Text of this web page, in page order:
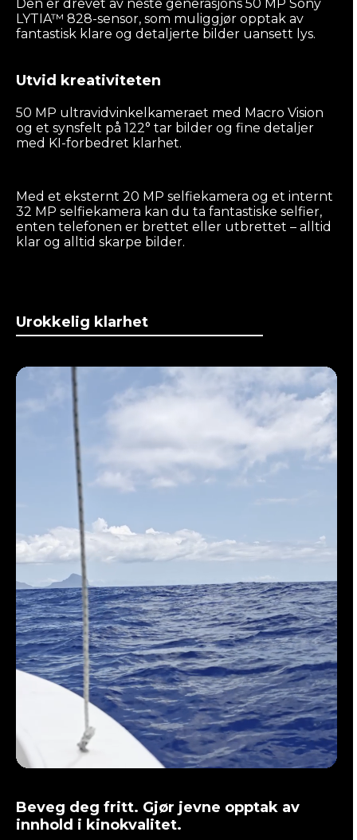
Den er drevet av neste generasjons 50 MP Sony
LYTIA™ 828-sensor, som muliggjør opptak av
fantastisk klare og detaljerte bilder uansett lys.
Utvid kreativiteten
50 MP ultravidvinkelkameraet med Macro Vision
og et synsfelt på 122° tar bilder og fine detaljer
med KI-forbedret klarhet.
Med et eksternt 20 MP selfiekamera og et internt
32 MP selfiekamera kan du ta fantastiske selfier,
enten telefonen er brettet eller utbrettet – alltid
klar og alltid skarpe bilder.
Urokkelig klarhet
Beveg deg fritt. Gjør jevne opptak av
innhold i kinokvalitet.